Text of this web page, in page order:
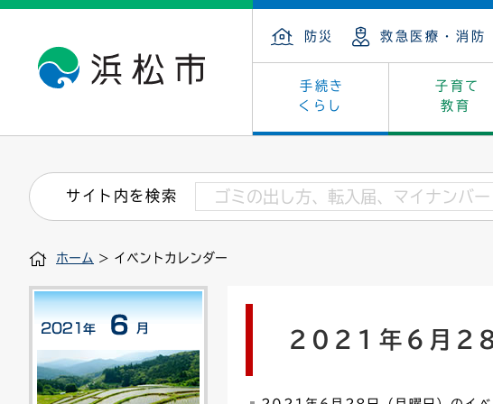
防災 救急医療・消防
手続き
くらし
子育て
教育
戸籍・住民の手続き 保険・年金
住まい・建築 墓地・斎場
税金
道路・交通・河川
印鑑登録証明書 戸籍謄本・抄本
道路台帳
子育て・青少年・若者 教育
看護専門学校 学級閉鎖
小学校一覧
健康・医療 福祉
介護保険
文化・芸術 文化財
浜松・浜名湖だいすきネット
産業振興 カーボンニュートラル
発注情報(入札・契約) 福祉・介護
募集
市の概要 庁舎案内
外郭団体 統計
職員採用
行政区
情報公開・個人情報
附属機関
サイト内を検索
ホーム > イベントカレンダー
2021年6月28